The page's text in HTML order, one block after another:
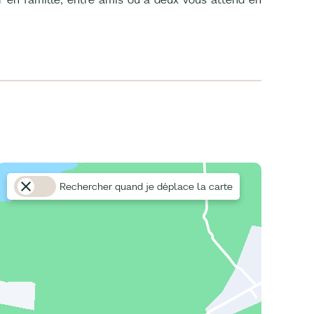
Rechercher quand je déplace la carte